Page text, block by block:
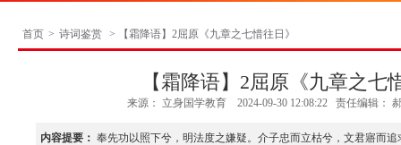
首页 > 诗词鉴赏 > 【霜降语】2屈原《九章之七惜往日》
【霜降语】2屈原《九章之七
来源： 立身国学教育 2024-09-30 12:08:22 责任编辑：
内容提要： 奉先功以照下兮，明法度之嫌疑。介子忠而立枯兮，文君寤而